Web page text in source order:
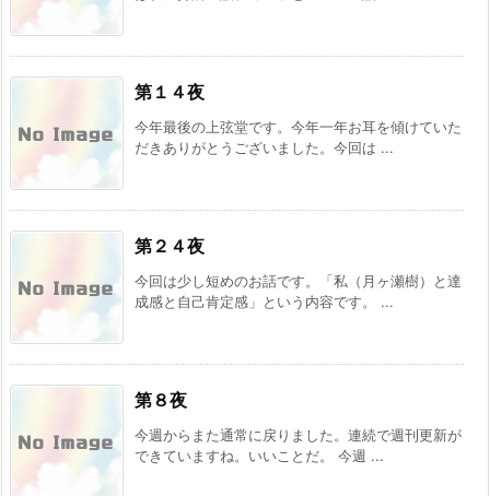
第１４夜
今年最後の上弦堂です。今年一年お耳を傾けていた
だきありがとうございました。今回は ...
第２４夜
今回は少し短めのお話です。「私（月ヶ瀬樹）と達
成感と自己肯定感」という内容です。 ...
第８夜
今週からまた通常に戻りました。連続で週刊更新が
できていますね。いいことだ。 今週 ...